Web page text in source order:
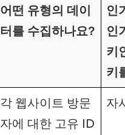
어떤 유형의 데이
터를 수집하나요?
인
인
키
키
각 웹사이트 방문
자에 대한 고유 ID
자